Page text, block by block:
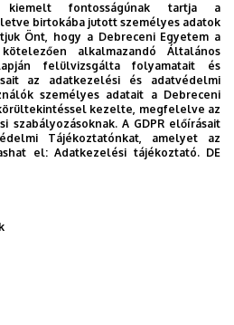
az agrárium
fontosságúnak tartja a
birtokába jutott személyes adatok
Önt, hogy a Debreceni Egyetem a
alkalmazandó Általános
felülvizsgálta folyamatait és
az adatkezelési és adatvédelmi
személyes adatait a Debreceni
kezelte, megfelelve az
szabályozásoknak. A GDPR előírásait
Tájékoztatónkat, amelyet az
el:Adatkezelési tájékoztató. DE